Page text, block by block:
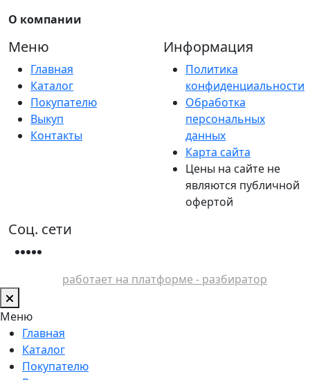
О компании
Меню
Главная
Каталог
Покупателю
Выкуп
Контакты
Информация
Политика
конфиденциальности
Обработка
персональных
данных
Карта сайта
Цены на сайте не
являются публичной
офертой
Соц. сети
работает на платформе - разбиратор
Меню
Главная
Каталог
Покупателю